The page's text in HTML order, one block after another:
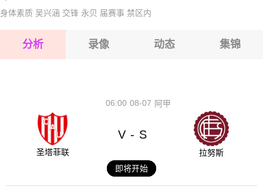
2026-08-15 【爱超】 德罗赫达联VS舒尔本
身体素质 吴兴涵 交锋 永贝 届赛事 禁区内
分析 录像 动态 集锦
08-07
06:00 阿甲
圣塔菲联
V - S
拉努斯
即将开始